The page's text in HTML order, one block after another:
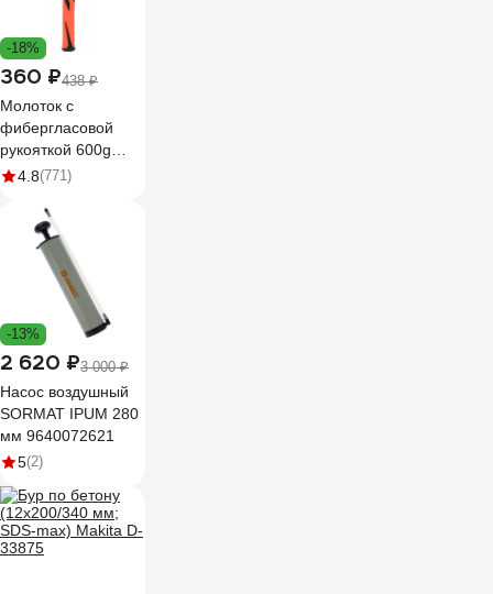
-18%
360 ₽438 ₽
Молоток с
фибергласовой
рукояткой 600g
Gigant HHT600-1
4.8(771)
-13%
2 620 ₽3 000 ₽
Насос воздушный
SORMAT IPUM 280
мм 9640072621
5(2)